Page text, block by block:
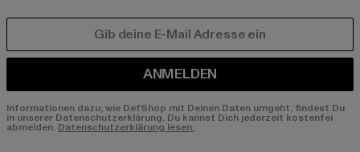
ANMELDEN
Informationen dazu, wie DefShop mit Deinen Daten umgeht, findest Du
in unserer Datenschutzerklärung. Du kannst Dich jederzeit kostenfei
abmelden. Datenschutzerklärung lesen.